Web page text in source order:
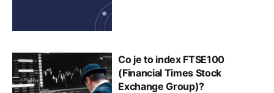
Co je to index FTSE100
(Financial Times Stock
Exchange Group)?